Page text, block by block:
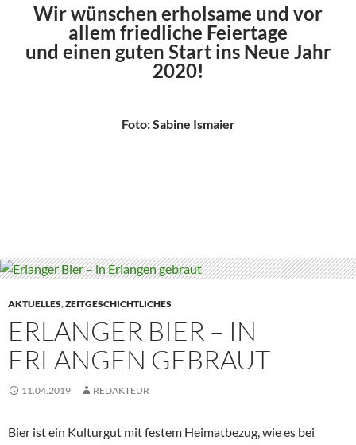
Wir wünschen erholsame und vor
allem friedliche Feiertage
und einen guten Start ins Neue Jahr
2020!
Foto: Sabine Ismaier
AKTUELLES,ZEITGESCHICHTLICHES
ERLANGER BIER – IN
ERLANGEN GEBRAUT
11.04.2019 REDAKTEUR
Bier ist ein Kulturgut mit festem Heimatbezug, wie es bei